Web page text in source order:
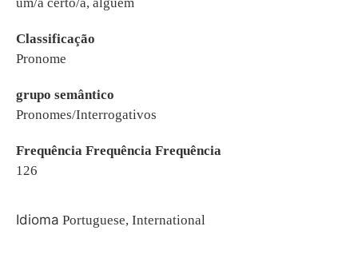
Classificação
Pronome
grupo semântico
Pronomes/Interrogativos
Frequência Frequência Frequência
126
Idioma Portuguese, International